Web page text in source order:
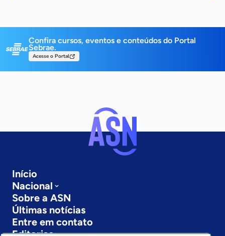
Confira cursos, eventos e conteúdos do Portal
Sebrae.
Acesse o Portal
Início
Nacional
Sobre a ASN
Últimas notícias
Entre em contato